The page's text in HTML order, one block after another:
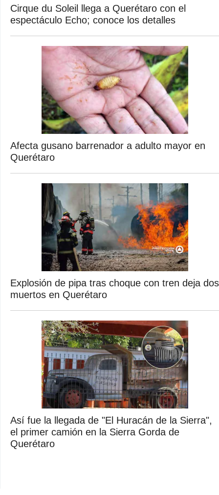
Cirque du Soleil llega a Querétaro con el
espectáculo Echo; conoce los detalles
Afecta gusano barrenador a adulto mayor en
Querétaro
Explosión de pipa tras choque con tren deja dos
muertos en Querétaro
Así fue la llegada de "El Huracán de la Sierra",
el primer camión en la Sierra Gorda de
Querétaro